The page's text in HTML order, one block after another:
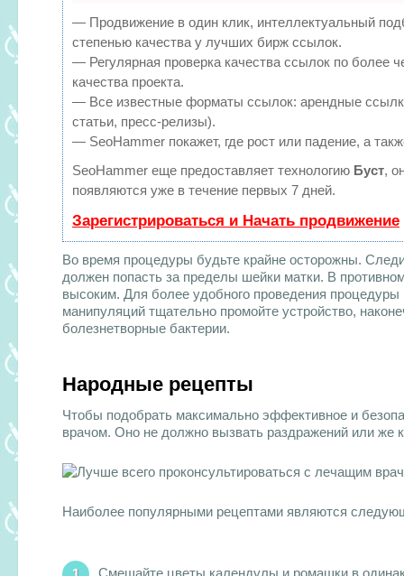
— Продвижение в один клик, интеллектуальный
степенью качества у лучших бирж ссылок.
— Регулярная проверка качества ссылок по более
качества проекта.
— Все известные форматы ссылок: арендные
статьи, пресс-релизы).
— SeoHammer покажет, где рост или падение, а
SeoHammer еще предоставляет технологию Буст,
появляются уже в течение первых 7 дней.
Зарегистрироваться и Начать продвижение
Во время процедуры будьте крайне осторожны.
должен попасть за пределы шейки матки. В
высоким. Для более удобного проведения
манипуляций тщательно промойте устройство,
болезнетворные бактерии.
Народные рецепты
Чтобы подобрать максимально эффективное и
врачом. Оно не должно вызвать раздражений или же
Наиболее популярными рецептами являются
Смешайте цветы календулы и ромашки в